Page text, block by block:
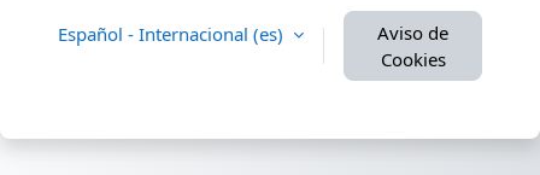
Español - Internacional ‎(es)‎
Aviso de
Cookies